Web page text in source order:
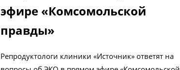
эфире «Комсомольской
правды»
Репродуктологи клиники «Источник» ответят на